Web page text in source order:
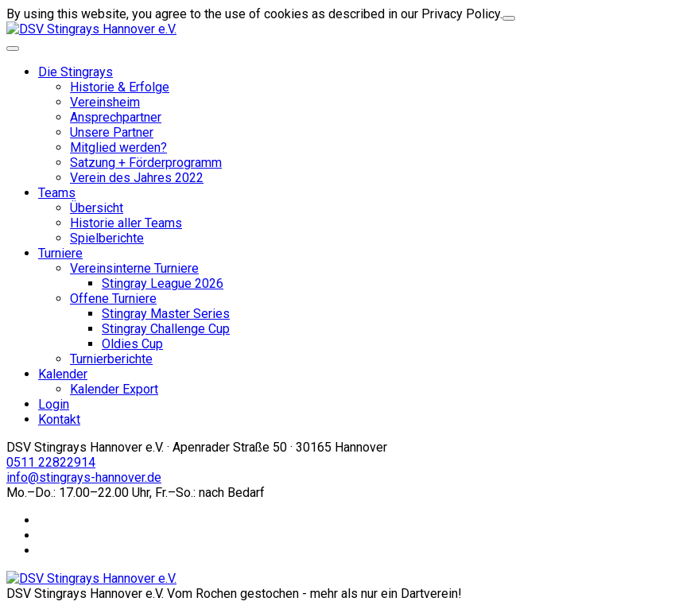
By using this website, you agree to the use of cookies as described in our Privacy Policy.
Die Stingrays
Historie & Erfolge
Vereinsheim
Ansprechpartner
Unsere Partner
Mitglied werden?
Satzung + Förderprogramm
Verein des Jahres 2022
Teams
Übersicht
Historie aller Teams
Spielberichte
Turniere
Vereinsinterne Turniere
Stingray League 2026
Offene Turniere
Stingray Master Series
Stingray Challenge Cup
Oldies Cup
Turnierberichte
Kalender
Kalender Export
Login
Kontakt
DSV Stingrays Hannover e.V. · Apenrader Straße 50 · 30165 Hannover
0511 22822914
info@stingrays-hannover.de
Mo.–Do.: 17.00–22.00 Uhr, Fr.–So.: nach Bedarf
DSV Stingrays Hannover e.V. Vom Rochen gestochen - mehr als nur ein Dartverein!